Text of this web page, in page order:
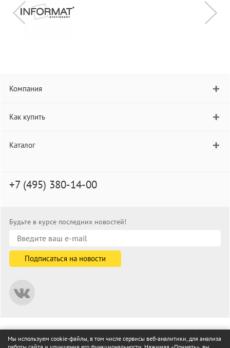
Компания
Как купить
Каталог
+7 (495) 380-14-00
Будьте в курсе последних новостей!
© informat.ru — Интернет-магазин канцелярских товаров. 2001—
2026
Мы используем cookie-файлы, в том числе сервисы веб-аналитики, для анализа